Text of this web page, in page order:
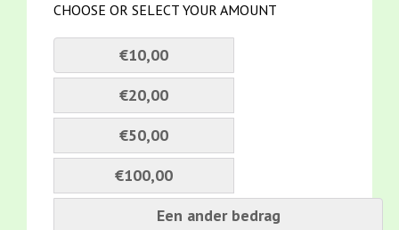
CHOOSE OR SELECT YOUR AMOUNT
€10,00
€20,00
€50,00
€100,00
Een ander bedrag